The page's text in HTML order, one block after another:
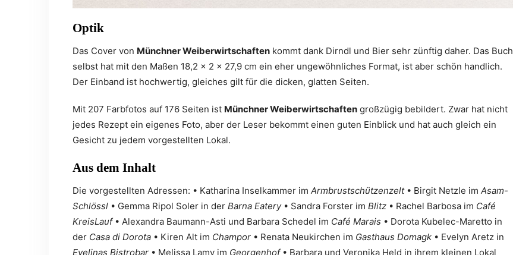
Optik
Das Cover von Münchner Weiberwirtschaften kommt dank Dirndl und Bier sehr zünftig daher. Das Buch
selbst hat mit den Maßen 18,2 x 2 x 27,9 cm ein eher ungewöhnliches Format, ist aber schön handlich.
Der Einband ist hochwertig, gleiches gilt für die dicken, glatten Seiten.
Mit 207 Farbfotos auf 176 Seiten ist Münchner Weiberwirtschaften großzügig bebildert. Zwar hat nicht
jedes Rezept ein eigenes Foto, aber der Leser bekommt einen guten Einblick und hat auch gleich ein
Gesicht zu jedem vorgestellten Lokal.
Aus dem Inhalt
Die vorgestellten Adressen: • Katharina Inselkammer im Armbrustschützenzelt• Birgit Netzle im Asam-
Schlössl • Gemma Ripol Soler in der Barna Eatery• Sandra Forster im Blitz • Rachel Barbosa im Café
KreisLauf• Alexandra Baumann-Asti und Barbara Schedel im Café Marais • Dorota Kubelec-Maretto in
der Casa di Dorota • Kiren Alt im Champor • Renata Neukirchen im Gasthaus Domagk • Evelyn Aretz in
Evelinas Bistrobar • Melissa Lamy im Georgenhof• Barbara und Veronika Held in ihrem kleinen Lokal